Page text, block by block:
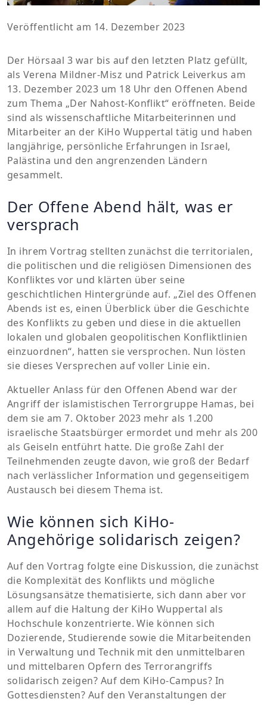
Veröffentlicht am 14. Dezember 2023
Der Hörsaal 3 war bis auf den letzten Platz gefüllt,
als Verena Mildner-Misz und Patrick Leiverkus am
13. Dezember 2023 um 18 Uhr den Offenen Abend
zum Thema „Der Nahost-Konflikt“ eröffneten. Beide
sind als wissenschaftliche Mitarbeiterinnen und
Mitarbeiter an der KiHo Wuppertal tätig und haben
langjährige, persönliche Erfahrungen in Israel,
Palästina und den angrenzenden Ländern
gesammelt.
Der Offene Abend hält, was er
versprach
In ihrem Vortrag stellten zunächst die territorialen,
die politischen und die religiösen Dimensionen des
Konfliktes vor und klärten über seine
geschichtlichen Hintergründe auf. „Ziel des Offenen
Abends ist es, einen Überblick über die Geschichte
des Konflikts zu geben und diese in die aktuellen
lokalen und globalen geopolitischen Konfliktlinien
einzuordnen“, hatten sie versprochen. Nun lösten
sie dieses Versprechen auf voller Linie ein.
Aktueller Anlass für den Offenen Abend war der
Angriff der islamistischen Terrorgruppe Hamas, bei
dem sie am 7. Oktober 2023 mehr als 1.200
israelische Staatsbürger ermordet und mehr als 200
als Geiseln entführt hatte. Die große Zahl der
Teilnehmenden zeugte davon, wie groß der Bedarf
nach verlässlicher Information und gegenseitigem
Austausch bei diesem Thema ist.
Wie können sich KiHo-
Angehörige solidarisch zeigen?
Auf den Vortrag folgte eine Diskussion, die zunächst
die Komplexität des Konflikts und mögliche
Lösungsansätze thematisierte, sich dann aber vor
allem auf die Haltung der KiHo Wuppertal als
Hochschule konzentrierte. Wie können sich
Dozierende, Studierende sowie die Mitarbeitenden
in Verwaltung und Technik mit den unmittelbaren
und mittelbaren Opfern des Terrorangriffs
solidarisch zeigen? Auf dem KiHo-Campus? In
Gottesdiensten? Auf den Veranstaltungen der